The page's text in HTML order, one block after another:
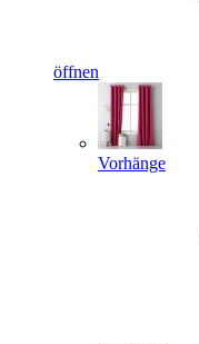
öffnen
Vorhänge